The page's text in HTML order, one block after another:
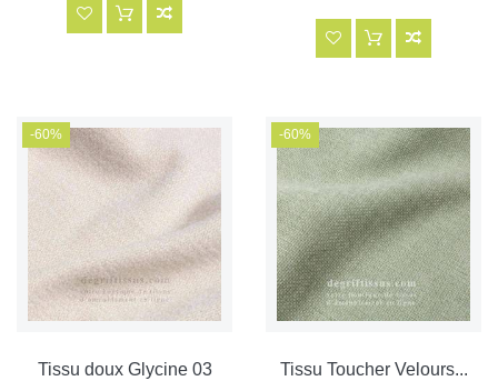
-60%
Tissu doux Glycine 03
-60%
Tissu Toucher Velours...